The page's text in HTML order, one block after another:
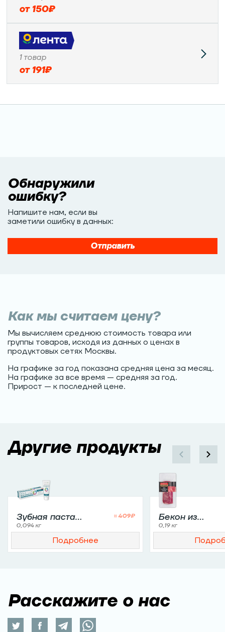
от 150₽
1 товар
от 191₽
Обнаружили
ошибку?
Напишите нам, если вы
заметили ошибку в данных:
Отправить
Как мы считаем цену?
Мы вычисляем среднюю стоимость товара или
группы товаров, исходя из данных о ценах в
продуктовых сетях Москвы.
На графике за год показана средняя цена за месяц.
На графике за все время — средняя за год.
Прирост — к последней цене.
Другие продукты
Зубная паста
R.O.C.S. Biocomplex
0,094 кг
≈409₽
Подробнее
Бекон из
мраморной
говядины
«Мираторг»
0,19 кг
Расскажите о нас